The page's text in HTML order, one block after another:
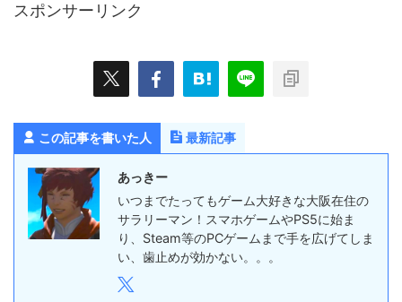
スポンサーリンク
この記事を書いた人 最新記事
あっきー
いつまでたってもゲーム大好きな大阪在住の
サラリーマン！スマホゲームやPS5に始ま
り、Steam等のPCゲームまで手を広げてしま
い、歯止めが効かない。。。